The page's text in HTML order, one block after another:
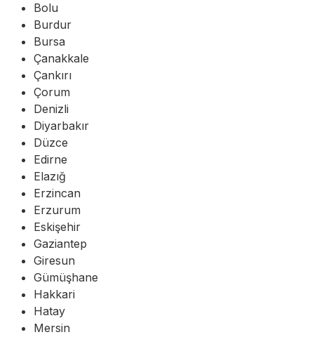
Bolu
Burdur
Bursa
Çanakkale
Çankırı
Çorum
Denizli
Diyarbakır
Düzce
Edirne
Elazığ
Erzincan
Erzurum
Eskişehir
Gaziantep
Giresun
Gümüşhane
Hakkari
Hatay
Mersin